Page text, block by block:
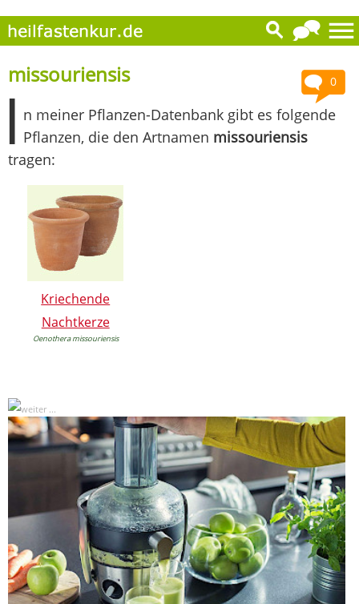
0
missouriensis
I n meiner Pflanzen-Datenbank gibt es folgende
Pflanzen, die den Artnamen missouriensis
tragen:
Kriechende
Nachtkerze
Oenothera missouriensis